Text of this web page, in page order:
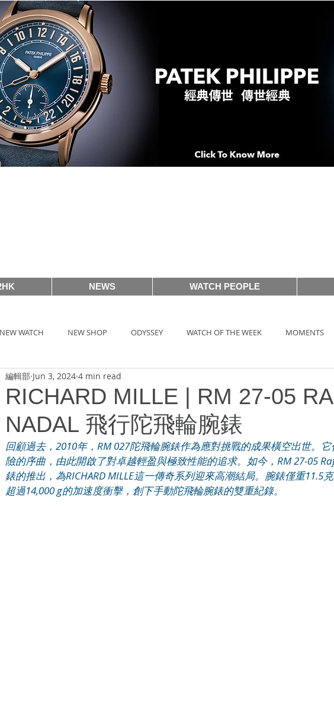
NEWS WATCH PEOPLE
NEW WATCH NEW SHOP ODYSSEY WATCH OF THE WEEK MOMENTS
VIP WATCH PEOPLE
2019 SIHH2018 BASEL2018 PRE-BASEL 2018
2016 SIHH2016 CLASSIC 101 PRE-BASEL 2020 JEWELRY
RICHARD MILLE | RM 27-05
NADAL 飛行陀飛輪腕錶
編輯部 Jun 3, 2024 4 min read
回顧過去，2010年，RM 027陀飛輪腕錶作為應對挑戰的成果橫空出世。
險的序曲，由此開啟了對卓越輕盈與極致性能的追求。如今，RM 27-05
錶的推出，為RICHARD MILLE這一傳奇系列迎來高潮結局。腕錶僅重11.5
超過14,000 g的加速度衝擊，創下手動陀飛輪腕錶的雙重紀錄。